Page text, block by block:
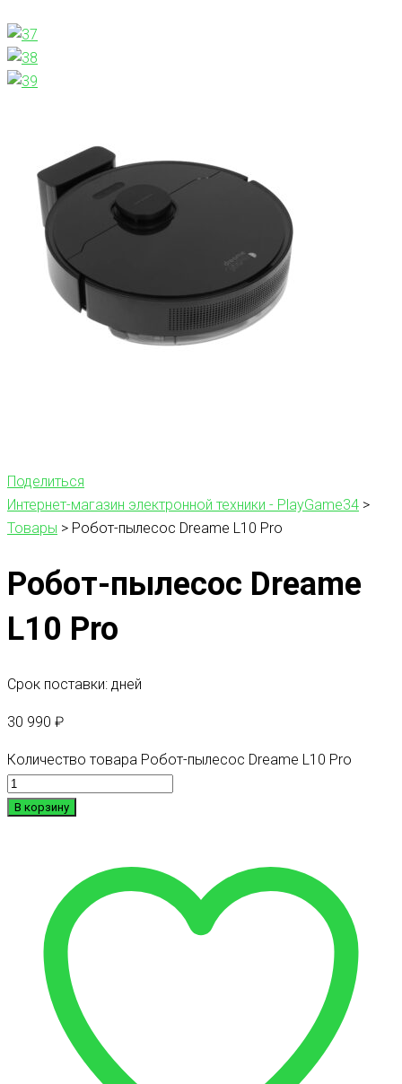
Поделиться
Интернет-магазин электронной техники - PlayGame34 >
Товары > Робот-пылесос Dreame L10 Pro
Робот-пылесос Dreame
L10 Pro
Срок поставки: дней
30 990 ₽
Количество товара Робот-пылесос Dreame L10 Pro
В корзину